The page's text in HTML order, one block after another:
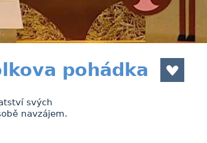
pohádka
svých
navzájem.